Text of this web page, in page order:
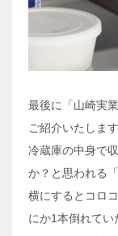
最後に「山崎実
ご紹介いたします
冷蔵庫の中身で
か？と思われる「
横にするとコロ
にか1本倒れてい